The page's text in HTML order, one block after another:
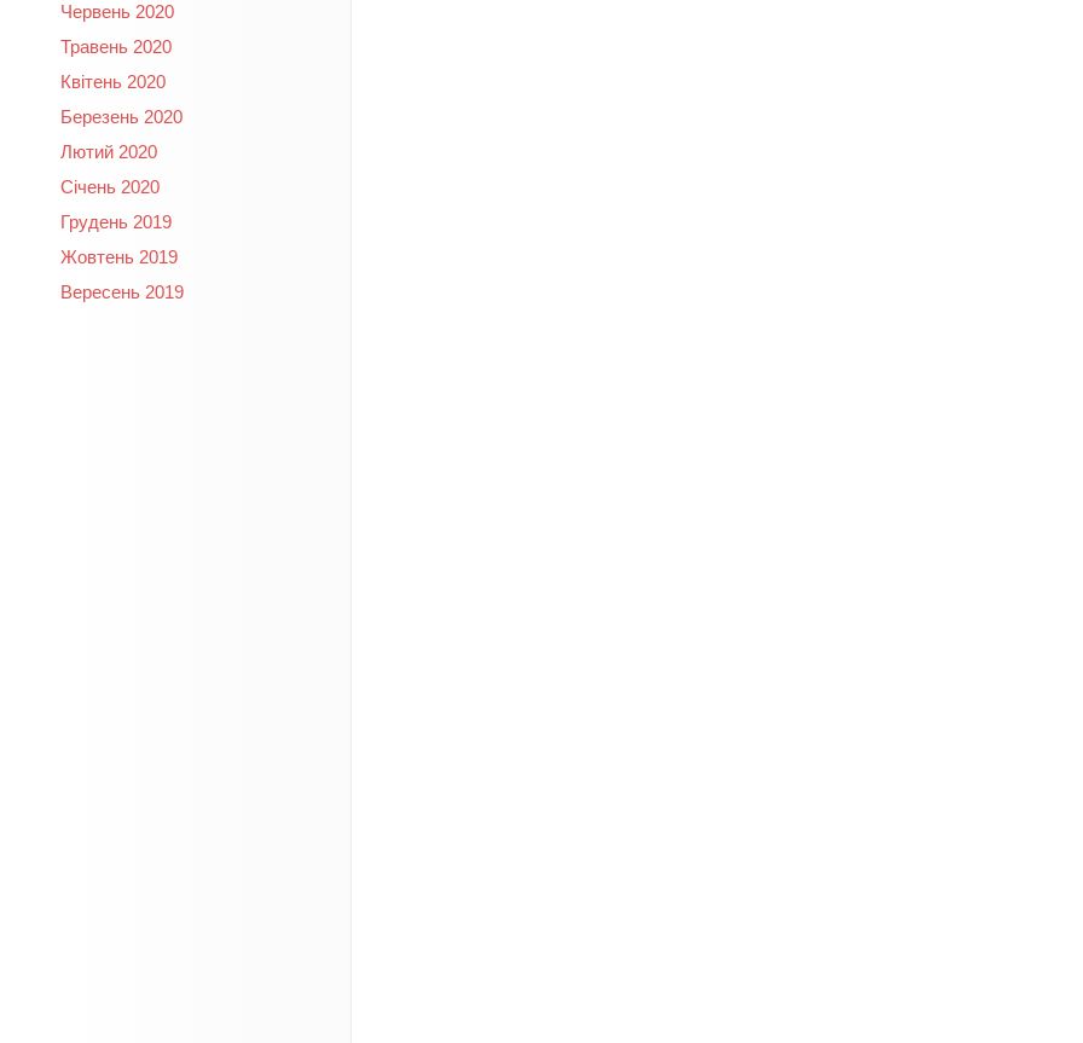
Червень 2020
Травень 2020
Квітень 2020
Березень 2020
Лютий 2020
Січень 2020
Грудень 2019
Жовтень 2019
Вересень 2019